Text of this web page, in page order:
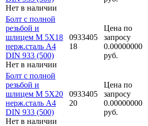
Нет в наличии
Болт с полной
резьбой и
шлицем M 5Х18
нерж.сталь A4
DIN 933 (500)
Нет в наличии
0933405
18
Цена по
запросу
0.00000000
руб.
Болт с полной
резьбой и
шлицем M 5Х20
нерж.сталь A4
DIN 933 (500)
Нет в наличии
0933405
20
Цена по
запросу
0.00000000
руб.